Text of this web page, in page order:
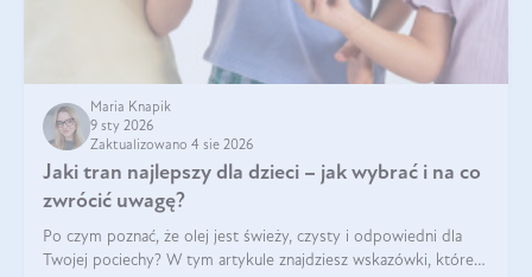
Maria Knapik
9 sty 2026
Zaktualizowano 4 sie 2026
Jaki tran najlepszy dla dzieci – jak wybrać i na co
zwrócić uwagę?
Po czym poznać, że olej jest świeży, czysty i odpowiedni dla
Twojej pociechy? W tym artykule znajdziesz wskazówki, które